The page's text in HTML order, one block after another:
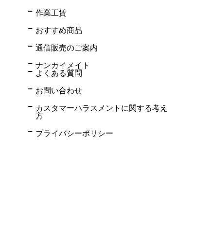
作業工賃
おすすめ商品
通信販売のご案内
ナンカイメイト
よくある質問
お問い合わせ
カスタマーハラスメントに関する考え
方
プライバシーポリシー